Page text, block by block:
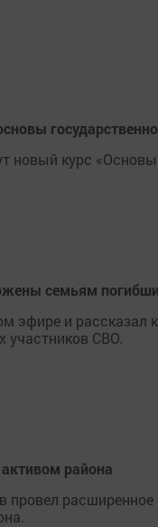
новый курс
семьям
эфире и рассказал
СВО.
района
провел